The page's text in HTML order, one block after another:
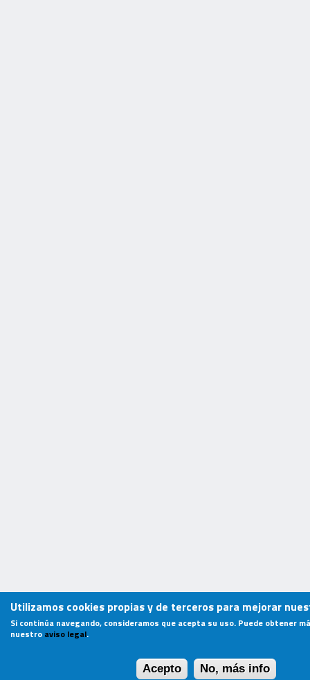
Utilizamos cookies propias y de terceros para mejorar
Si continúa navegando, consideramos que acepta su uso. Puede obtener
nuestro aviso legal.
Acepto No, más info